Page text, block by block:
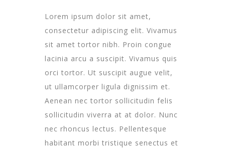
L orem ipsum dolor sit amet,
consectetur adipiscing elit. Vivamus
sit amet tortor nibh. Proin congue
lacinia arcu a suscipit. Vivamus quis
orci tortor. Ut suscipit augue velit,
ut ullamcorper ligula dignissim et.
Aenean nec tortor sollicitudin felis
sollicitudin viverra at at dolor. Nunc
nec rhoncus lectus. Pellentesque
habitant morbi tristique senectus et